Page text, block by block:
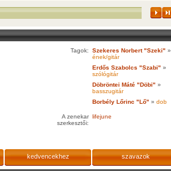
Tagok: Szekeres Norbert "Szeki" »
ének/gitár
Erdős Szabolcs "Szabi" »
szólógitár
Döbröntei Máté "Döbi" »
basszugitár
Borbély Lőrinc "Lő" » dob
A zenekar
szerkesztői:
lifejune
kedvencekhez szavazok